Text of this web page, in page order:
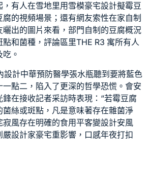
有人在雪地里用雪模豪宅設計擬霉豆
的視頻場景；還有網友索性在家自制
出的圖片來看，部門自制的豆腐概況
和菌種，評論區里THE R3 寓所有人
。
設計中華預防醫學張水瓶聽到要將藍色
點二，陷入了更深的哲學恐慌。會安
在接收記者采訪時表現：“若霉豆腐
絲或斑點，凡是意味著存在雜菌淨
寂風存在明確的食用平客變設計安風
嚴設計家豪宅重影響，口感年夜打扣